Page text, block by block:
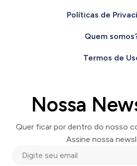
Políticas de
Quem
Termos de
Nossa
Quer ficar por dentro do nosso
Assine nossa